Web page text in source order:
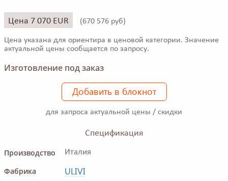
Цена 7 070 EUR (670 576 руб)
Цена указана для ориентира в ценовой категории. Значение
актуальной цены сообщается по запросу.
Изготовление под заказ
Добавить в блокнот
для запроса актуальной цены / скидки
Спецификация
Производство
Италия
Фабрика ULIVI